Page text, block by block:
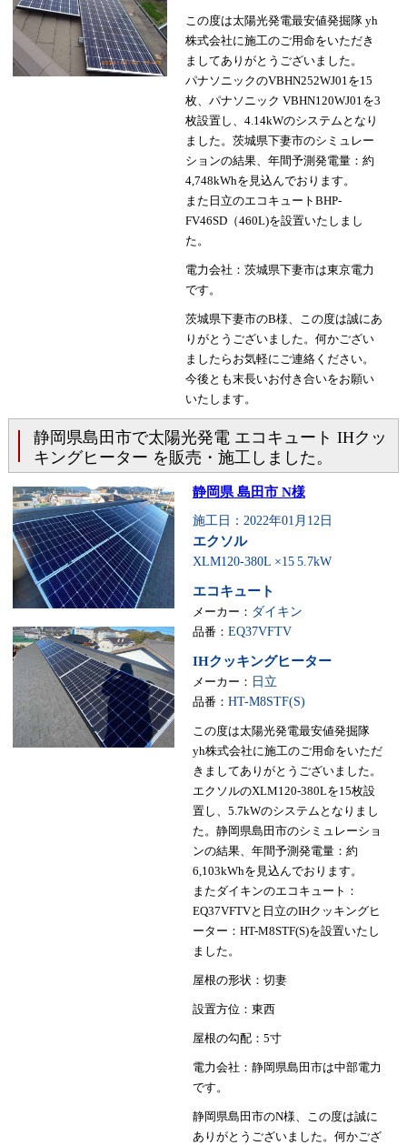
この度は太陽光発電最安値発掘隊 yh
株式会社に施工のご用命をいただき
ましてありがとうございました。
パナソニックのVBHN252WJ01を15
枚、パナソニック VBHN120WJ01を3
枚設置し、4.14kWのシステムとなり
ました。茨城県下妻市のシミュレー
ションの結果、年間予測発電量：約
4,748kWhを見込んでおります。
また日立のエコキュートBHP-
FV46SD（460L)を設置いたしまし
た。
電力会社：茨城県下妻市は東京電力
です。
茨城県下妻市のB様、この度は誠にあ
りがとうございました。何かござい
ましたらお気軽にご連絡ください。
今後とも末長いお付き合いをお願い
いたします。
静岡県島田市で太陽光発電 エコキュート IHクッ
キングヒーター を販売・施工しました。
静岡県 島田市 N様
施工日：2022年01月12日
エクソル
XLM120-380L ×15 5.7kW
エコキュート
メーカー： ダイキン
品番： EQ37VFTV
IHクッキングヒーター
メーカー： 日立
品番： HT-M8STF(S)
この度は太陽光発電最安値発掘隊
yh株式会社に施工のご用命をいただ
きましてありがとうございました。
エクソルのXLM120-380Lを15枚設
置し、5.7kWのシステムとなりまし
た。静岡県島田市のシミュレーショ
ンの結果、年間予測発電量：約
6,103kWhを見込んでおります。
またダイキンのエコキュート：
EQ37VFTVと日立のIHクッキングヒ
ーター：HT-M8STF(S)を設置いたし
ました。
屋根の形状：切妻
設置方位：東西
屋根の勾配：5寸
電力会社：静岡県島田市は中部電力
です。
静岡県島田市のN様、この度は誠に
ありがとうございました。何かござ